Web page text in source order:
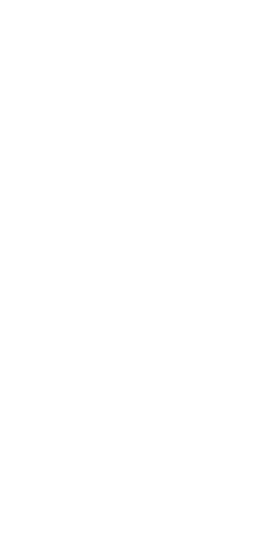
de Varanda Pequena
de Varanda Santo André
de Varanda São Bernardo do Campo
de Area com Vidro Temperado
de Terraço com Vidro Temperado
de Varanda com Cortina de Vidro
de Varanda com Vidro
Varanda
Parede
Redondo ABC